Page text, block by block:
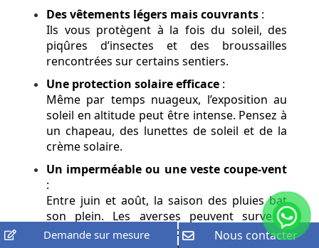
Des vêtements légers mais couvrants :
Ils vous protègent à la fois du soleil, des
piqûres d’insectes et des broussailles
rencontrées sur certains sentiers.
Une protection solaire efficace :
Même par temps nuageux, l’exposition au
soleil en altitude peut être intense. Pensez à
un chapeau, des lunettes de soleil et de la
crème solaire.
Un imperméable ou une veste coupe-vent
:
Entre juin et août, la saison des pluies bat
son plein. Les averses peuvent survenir
rapidement, il est donc préférable d’avoir un
Demande sur mesure Nous contacter